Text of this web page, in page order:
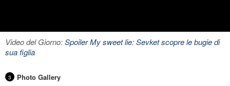
Video del Giorno:Spoiler My sweet lie: Sevket scopre le bugie di
sua figlia
3 Photo Gallery